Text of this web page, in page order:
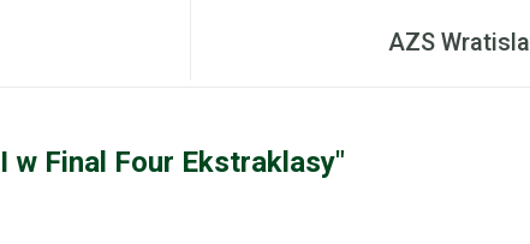
AZS
w Final Four Ekstraklasy"